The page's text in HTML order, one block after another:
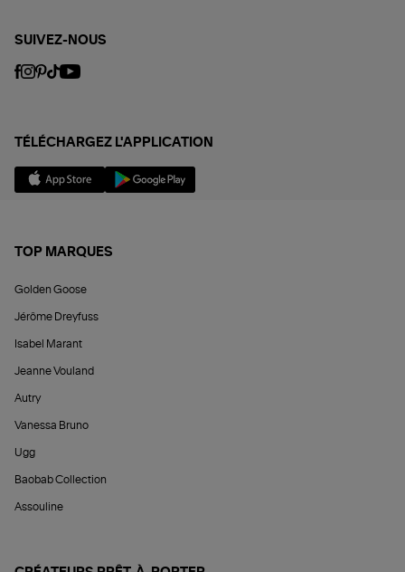
SUIVEZ-NOUS
TÉLÉCHARGEZ L'APPLICATION
TOP MARQUES
Golden Goose
Jérôme Dreyfuss
Isabel Marant
Jeanne Vouland
Autry
Vanessa Bruno
Ugg
Baobab Collection
Assouline